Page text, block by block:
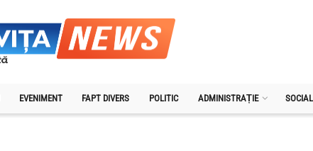
EVENIMENT FAPT DIVERS POLITIC ADMINISTRAȚIE SOCIAL